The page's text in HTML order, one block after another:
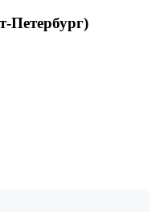
Петербург)